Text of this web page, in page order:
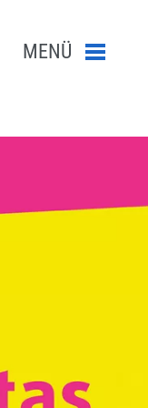
abschicken
MENÜ Menü